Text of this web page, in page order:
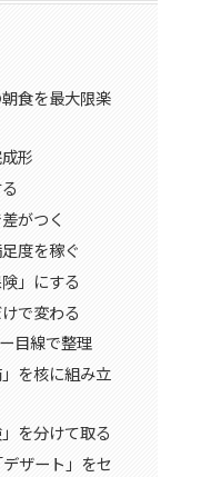
食を最大限楽
形
がつく
度を稼ぐ
」にする
で変わる
目線で整理
を核に組み立
を分けて取る
ザート」をセ